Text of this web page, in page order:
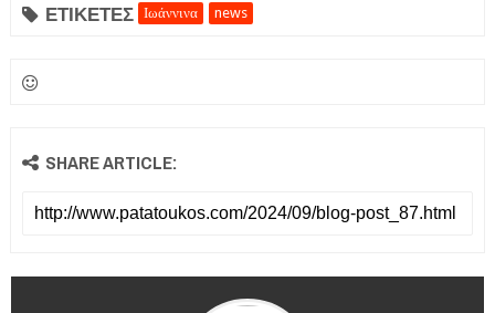
ΕΤΙΚΕΤΕΣ Ιωάννινα news
SHARE ARTICLE: